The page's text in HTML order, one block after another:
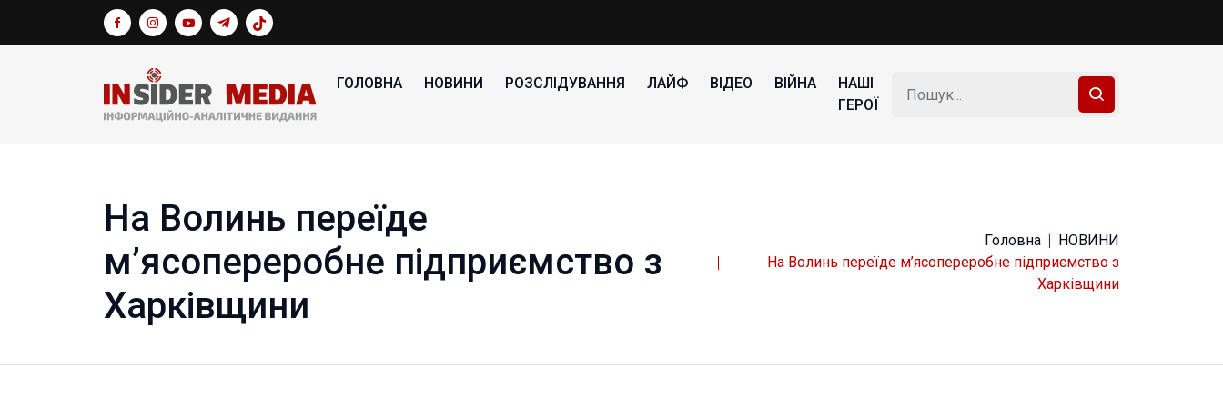
ГОЛОВНА НОВИНИ РОЗСЛІДУВАННЯ ЛАЙФ ВІДЕО ВІЙНА
НАШІ
ГЕРОЇ
На Волинь переїде
м’ясопереробне підприємство з
Харківщини
Головна
НОВИНИ
На Волинь переїде м’ясопереробне підприємство з
Харківщини